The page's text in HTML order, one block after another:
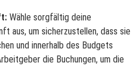
Wähle sorgfältig deine
aus, um sicherzustellen, dass sie
und innerhalb des Budgets
die Buchungen, um die